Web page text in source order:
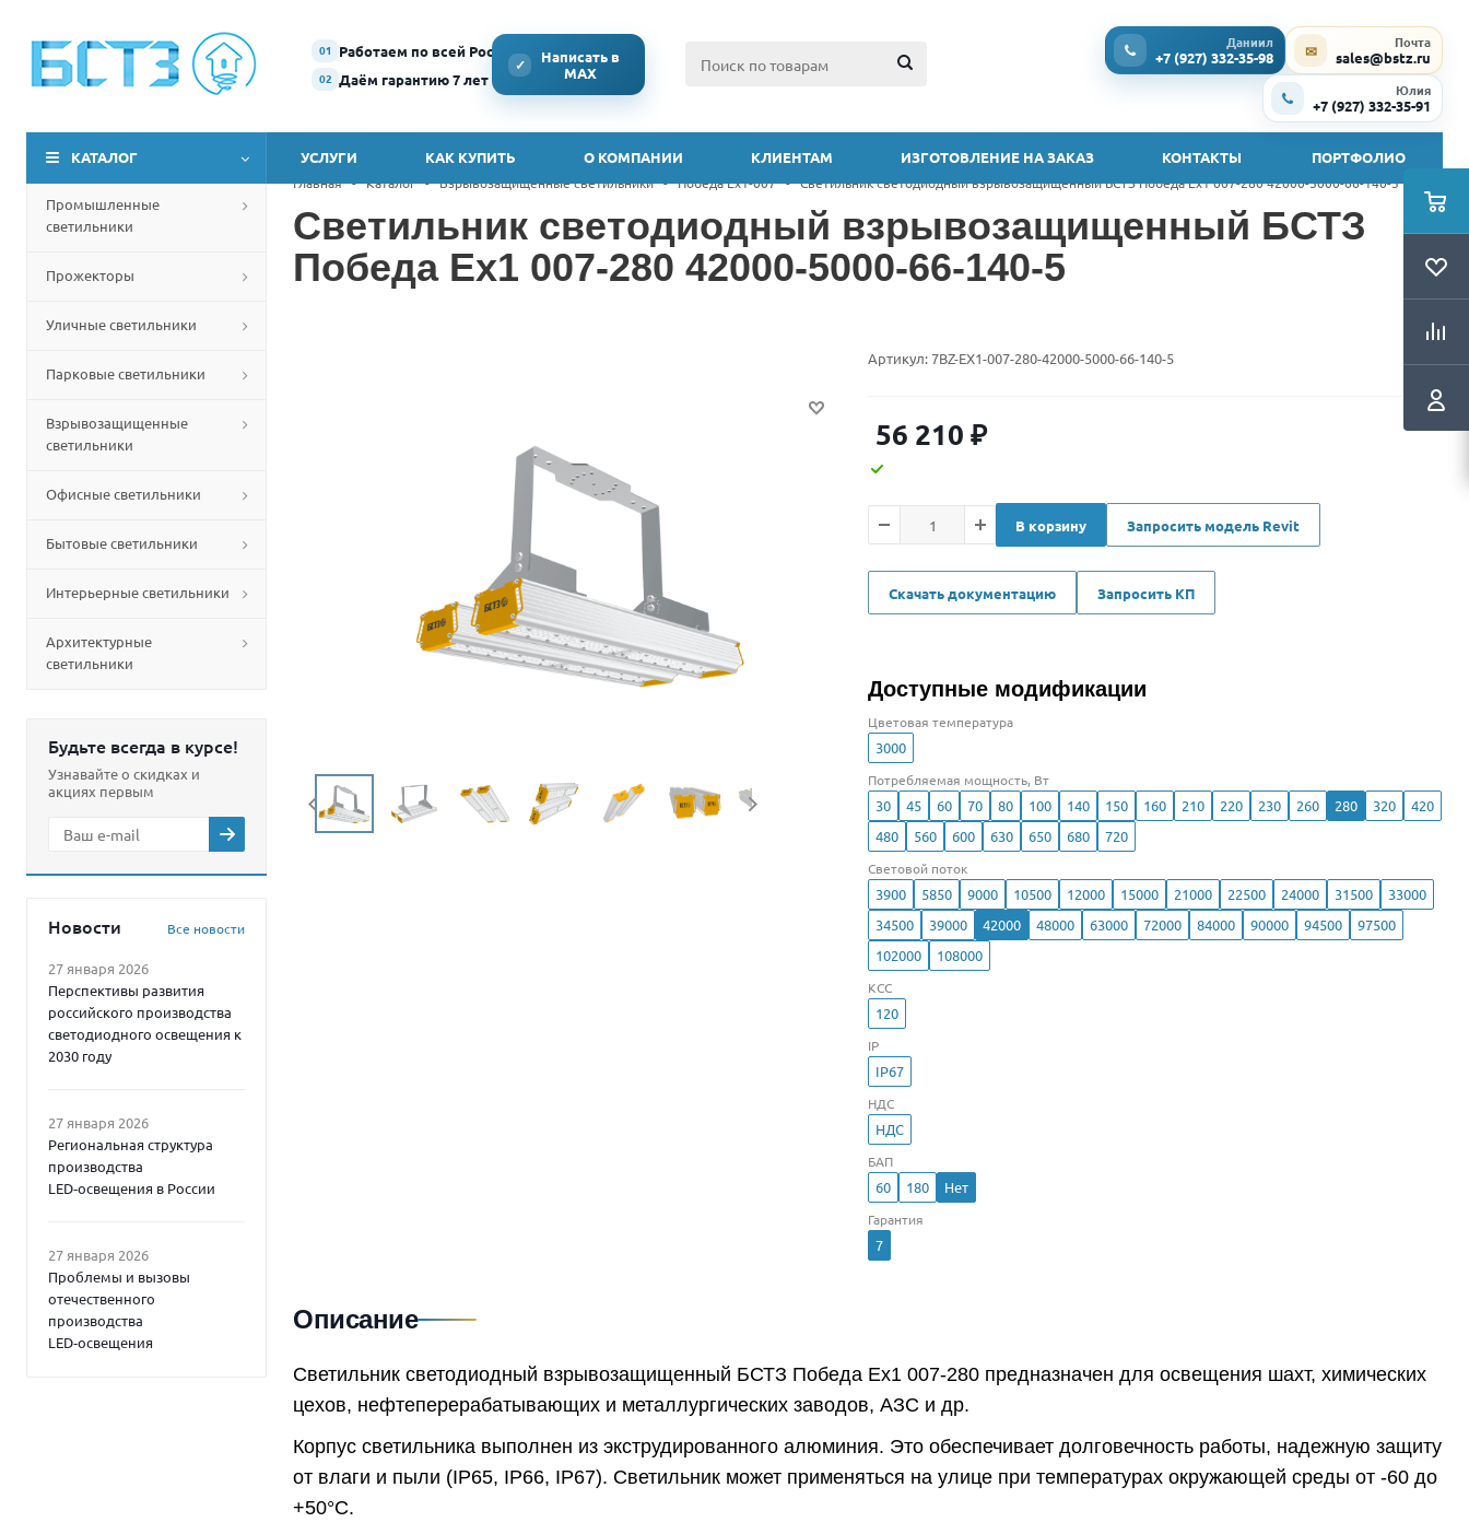
01 Работаем по всей России
02 Даём гарантию 7 лет
✓
Написать в
MAX
Даниил
+7 (927) 332-35-98 ✉ Почта
sales@bstz.ru
Юлия
+7 (927) 332-35-91
КАТАЛОГ УСЛУГИ КАК КУПИТЬ О КОМПАНИИ КЛИЕНТАМ ИЗГОТОВЛЕНИЕ НА ЗАКАЗ КОНТАКТЫ ПОРТФОЛИО
Промышленные
светильники
Прожекторы
Уличные светильники
Парковые светильники
Взрывозащищенные
светильники
Офисные светильники
Бытовые светильники
Интерьерные светильники
Архитектурные
светильники
Будьте всегда в курсе!
Узнавайте о скидках и
акциях первым
Новости Все новости
27 января 2026
Перспективы развития
российского производства
светодиодного освещения к
2030 году
27 января 2026
Региональная структура
производства
LED‑освещения в России
27 января 2026
Проблемы и вызовы
отечественного
производства
LED‑освещения
Главная - Каталог - Взрывозащищенные светильники - Победа Ex1-007 - Светильник светодиодный взрывозащищенный БСТЗ Победа Ex1 007-280 42000-5000-66-140-5
Светильник светодиодный взрывозащищенный БСТЗ
Победа Ex1 007-280 42000-5000-66-140-5
Артикул:7BZ-EX1-007-280-42000-5000-66-140-5
56 210 ₽
В корзину Запросить модель Revit
Скачать документацию Запросить КП
Доступные модификации
Цветовая температура
3000
Потребляемая мощность, Вт
30 45 60 70 80 100 140 150 160 210 220 230 260 280 320
420
480
560 600 630 650 680 720
Световой поток
3900 5850 9000 10500 12000 15000 21000 22500 24000 31500
33000
34500
39000 42000 48000 63000 72000 84000 90000 94500
97500
102000
108000
КСС
120
IP
IP67
НДС
НДС
БАП
60 180 Нет
Гарантия
7
Описание
Светильник светодиодный взрывозащищенный БСТЗ Победа Ex1 007-280 предназначен для освещения шахт, химических
цехов, нефтеперерабатывающих и металлургических заводов, АЗС и др.
Корпус светильника выполнен из экструдированного алюминия. Это обеспечивает долговечность работы, надежную защиту
от влаги и пыли (IP65, IP66, IP67). Светильник может применяться на улице при температурах окружающей среды от -60 до
+50°C.